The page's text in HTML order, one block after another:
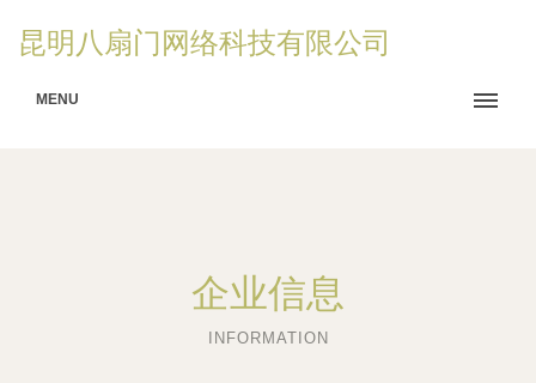
昆明八扇门网络科技有限公司
MENU
企业信息
INFORMATION